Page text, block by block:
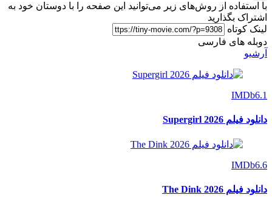
با استفاده از روش‌های زیر می‌توانید این صفحه را با دوستان خود به
اشتراک بگذارید
لینک کوتاه
دوبله های فارسی
آرشیو
IMDb6.1
دانلود فیلم Supergirl 2026
IMDb6.6
دانلود فیلم The Dink 2026